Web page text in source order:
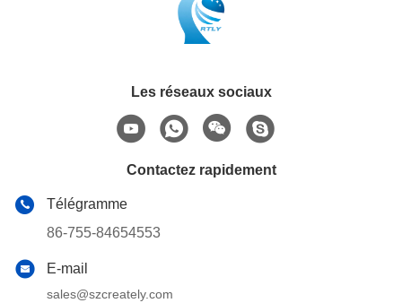
Les réseaux sociaux
Contactez rapidement
Télégramme
86-755-84654553
E-mail
sales@szcreately.com